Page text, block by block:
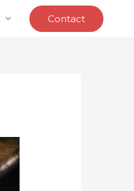
Contact